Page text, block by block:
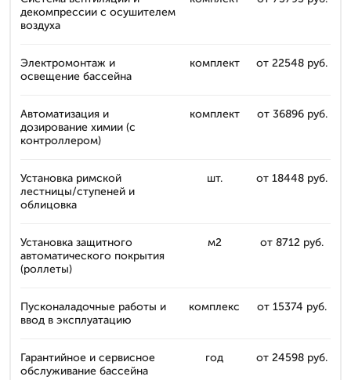
декомпрессии с осушителем
воздуха
Электромонтаж и
освещение бассейна
комплект от 22548 руб.
Автоматизация и
дозирование химии (с
контроллером)
комплект от 36896 руб.
Установка римской
лестницы/ступеней и
облицовка
шт. от 18448 руб.
Установка защитного
автоматического покрытия
(роллеты)
м2 от 8712 руб.
Пусконаладочные работы и
ввод в эксплуатацию
комплекс от 15374 руб.
Гарантийное и сервисное
обслуживание бассейна
год от 24598 руб.